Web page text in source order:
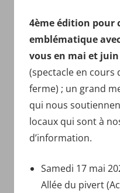
4ème édition pour
emblématique
vous en mai et juin
(spectacle en cours
ferme) ; un grand
qui nous
locaux qui sont à
d’information.
Samedi 17 mai
Allée du pivert